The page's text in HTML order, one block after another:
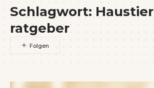
Schlagwort:Haustier
ratgeber